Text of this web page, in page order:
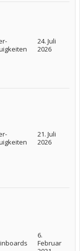
24. Juli
2026
21. Juli
2026
6.
Februar